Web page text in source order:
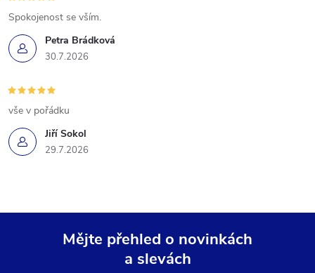
Petra Brádková
30.7.2026
Spokojenost se vším.
Jiří Sokol
29.7.2026
vše v pořádku
Mějte přehled o novinkách
a slevách